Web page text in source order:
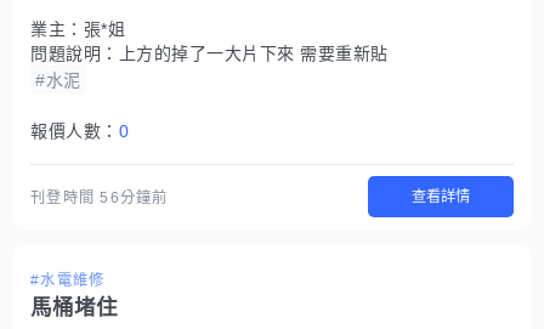
業主： 張*姐
問題說明：
上方的掉了一大片下來 需要重新貼
#水泥
報價人數： 0
刊登時間56分鐘前 查看詳情
#水電維修
馬桶堵住